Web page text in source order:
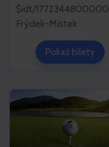
$idt/1772344800000
Frýdek-Místek
Pokaż bilety